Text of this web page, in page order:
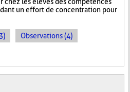
chez les élèves des compétences
un effort de concentration pour
Observations (4)